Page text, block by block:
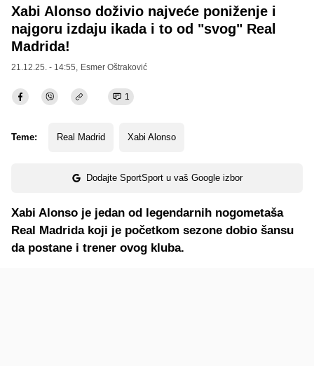
Xabi Alonso doživio najveće poniženje i
najgoru izdaju ikada i to od "svog" Real
Madrida!
21.12.25. - 14:55, Esmer Oštraković
1
Teme: Real Madrid Xabi Alonso
Dodajte SportSport u vaš Google izbor
Xabi Alonso je jedan od legendarnih nogometaša
Real Madrida koji je početkom sezone dobio šansu
da postane i trener ovog kluba.